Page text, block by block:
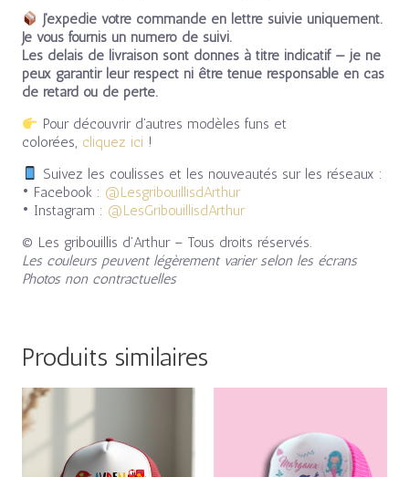
J’expédie votre commande en lettre suivie uniquement.
Je vous fournis un numéro de suivi.
Les délais de livraison sont donnés à titre indicatif — je ne
peux garantir leur respect ni être tenue responsable en cas
de retard ou de perte.
Pour découvrir d’autres modèles funs et
colorées, cliquez ici !
Suivez les coulisses et les nouveautés sur les réseaux :
• Facebook : @LesgribouillisdArthur
• Instagram : @LesGribouillisdArthur
© Les gribouillis d’Arthur – Tous droits réservés.
Les couleurs peuvent légèrement varier selon les écrans
Photos non contractuelles
Produits similaires